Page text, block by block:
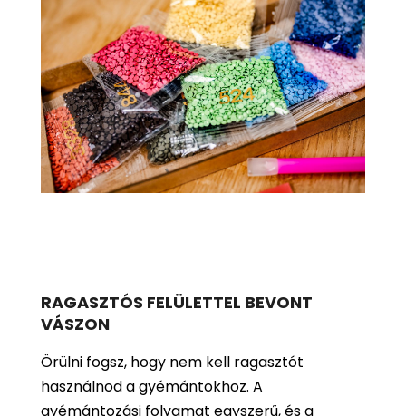
RAGASZTÓS FELÜLETTEL BEVONT
VÁSZON
Örülni fogsz, hogy nem kell ragasztót
használnod a gyémántokhoz. A
gyémántozási folyamat egyszerű, és a